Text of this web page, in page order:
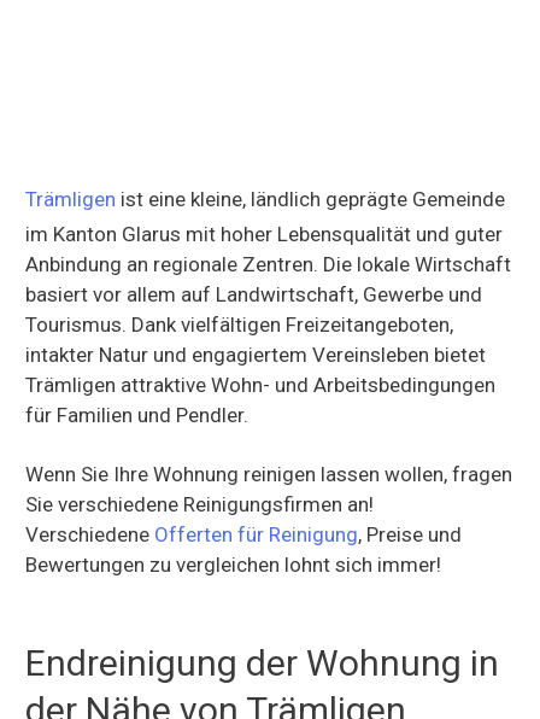
Trämligen ist eine kleine, ländlich geprägte Gemeinde
im Kanton Glarus mit hoher Lebensqualität und guter
Anbindung an regionale Zentren. Die lokale Wirtschaft
basiert vor allem auf Landwirtschaft, Gewerbe und
Tourismus. Dank vielfältigen Freizeitangeboten,
intakter Natur und engagiertem Vereinsleben bietet
Trämligen attraktive Wohn- und Arbeitsbedingungen
für Familien und Pendler.
Wenn Sie Ihre Wohnung reinigen lassen wollen, fragen
Sie verschiedene Reinigungsfirmen an!
Verschiedene Offerten für Reinigung, Preise und
Bewertungen zu vergleichen lohnt sich immer!
Endreinigung der Wohnung in
der Nähe von Trämligen